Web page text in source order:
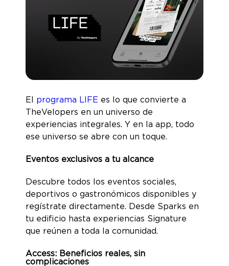
El programa LIFE es lo que convierte a
TheVelopers en un universo de
experiencias integrales. Y en la app, todo
ese universo se abre con un toque.
Eventos exclusivos a tu alcance
Descubre todos los eventos sociales,
deportivos o gastronómicos disponibles y
regístrate directamente. Desde Sparks en
tu edificio hasta experiencias Signature
que reúnen a toda la comunidad.
Access: Beneficios reales, sin
complicaciones